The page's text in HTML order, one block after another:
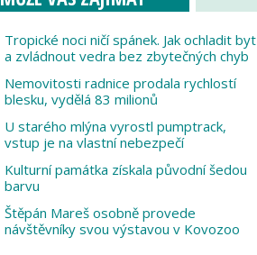
Tropické noci ničí spánek. Jak ochladit byt
a zvládnout vedra bez zbytečných chyb
Nemovitosti radnice prodala rychlostí
blesku, vydělá 83 milionů
U starého mlýna vyrostl pumptrack,
vstup je na vlastní nebezpečí
Kulturní památka získala původní šedou
barvu
Štěpán Mareš osobně provede
návštěvníky svou výstavou v Kovozoo